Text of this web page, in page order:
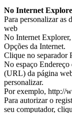
No Internet
Para personalizar as
web
No Internet
Opções da Internet.
Clique no separador
No espaço
(URL) da página
personalizar.
Por exemplo, http://
Para autorizar o
seu computador,